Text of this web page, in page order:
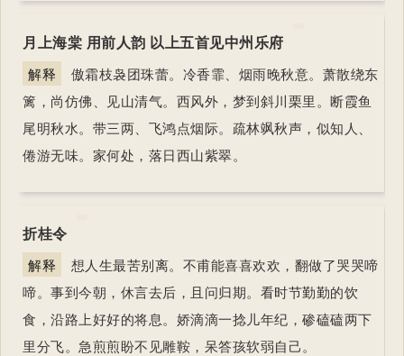
月上海棠 用前人韵 以上五首见中州乐府
解释
傲霜枝袅团珠蕾。冷香霏、烟雨晚秋意。萧散绕东
篱，尚仿佛、见山清气。西风外，梦到斜川栗里。断霞鱼
尾明秋水。带三两、飞鸿点烟际。疏林飒秋声，似知人、
倦游无味。家何处，落日西山紫翠。
折桂令
解释
想人生最苦别离。不甫能喜喜欢欢，翻做了哭哭啼
啼。事到今朝，休言去后，且问归期。看时节勤勤的饮
食，沿路上好好的将息。娇滴滴一捻儿年纪，碜磕磕两下
里分飞。急煎煎盼不见雕鞍，呆答孩软弱自己。